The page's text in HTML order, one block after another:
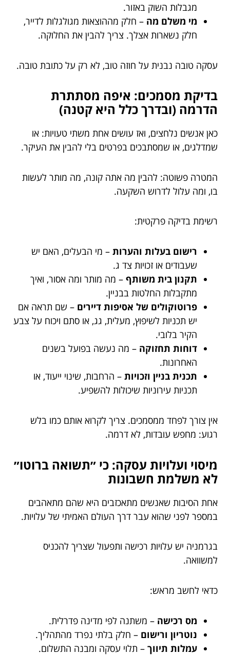
מגבלות השוק באזור.
מי משלם מה – חלק מההוצאות מגולגלות לדייר,
חלק נשארות אצלך. צריך להבין את החלוקה.
עסקה טובה נבנית על חוזה טוב, לא רק על כתובת טובה.
בדיקת מסמכים: איפה מסתתרת
הדרמה (ובדרך כלל היא קטנה)
כאן אנשים נלחצים, ואז עושים אחת משתי טעויות: או
שמדלגים, או שמסתבכים בפרטים בלי להבין את העיקר.
המטרה פשוטה: להבין מה אתה קונה, מה מותר לעשות
בו, ומה עלול לדרוש השקעה.
רשימת בדיקה פרקטית:
רישום בעלות והערות – מי הבעלים, האם יש
שעבודים או זכויות צד ג.
תקנון בית משותף – מה מותר ומה אסור, ואיך
מתקבלות החלטות בבניין.
פרוטוקולים של אסיפות דיירים – שם תראה אם
יש תכניות לשיפוץ, מעלית, גג, או סתם ויכוח על צבע
הקיר בלובי.
דוחות תחזוקה – מה נעשה בפועל בשנים
האחרונות.
תכנית בניין וזכויות – הרחבות, שינוי ייעוד, או
תכניות עירוניות שיכולות להשפיע.
אין צורך לפחד ממסמכים. צריך לקרוא אותם כמו בלש
רגוע: מחפש עובדות, לא דרמה.
מיסוי ועלויות עסקה: כי ״תשואה ברוטו״
לא משלמת חשבונות
אחת הסיבות שאנשים מתאכזבים היא שהם מתאהבים
במספר לפני שהוא עבר דרך העולם האמיתי של עלויות.
בגרמניה יש עלויות רכישה ותפעול שצריך להכניס
למשוואה.
כדאי לחשב מראש:
מס רכישה – משתנה לפי מדינה פדרלית.
נוטריון ורישום – חלק בלתי נפרד מהתהליך.
עמלות תיווך – תלוי עסקה ומבנה התשלום.